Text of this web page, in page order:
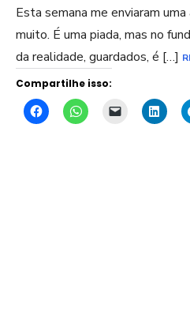
Esta semana me enviaram
muito. É uma piada, mas no
da realidade, guardados, é […]
Compartilhe isso: